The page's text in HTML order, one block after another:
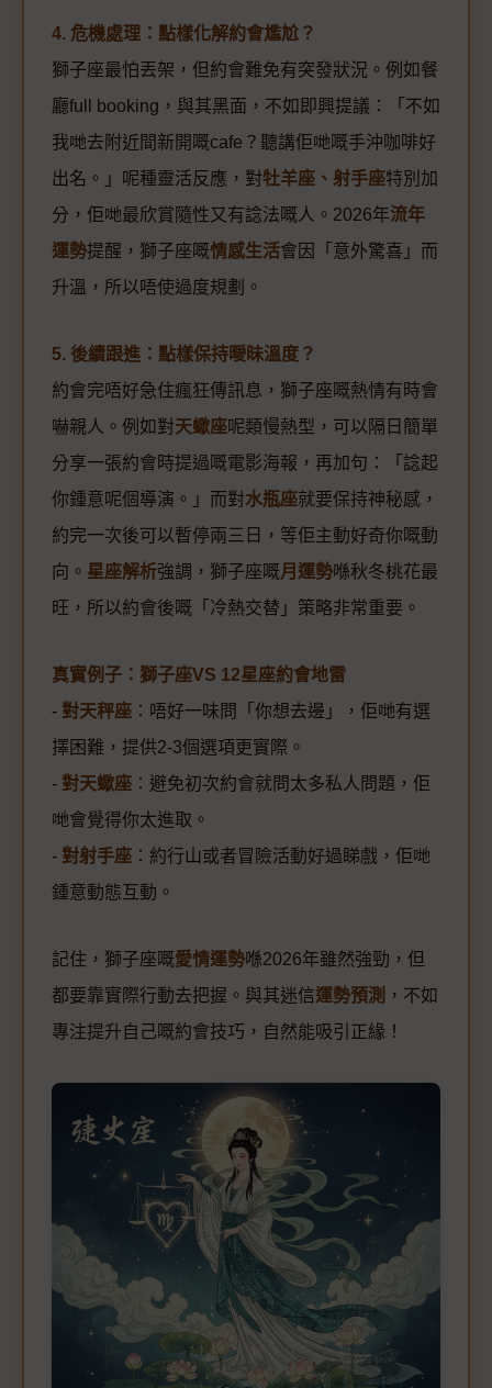
4. 危機處理：點樣化解約會尷尬？
獅子座最怕丟架，但約會難免有突發狀況。例如餐
廳full booking，與其黑面，不如即興提議：「不如
我哋去附近間新開嘅cafe？聽講佢哋嘅手沖咖啡好
出名。」呢種靈活反應，對牡羊座、射手座特別加
分，佢哋最欣賞隨性又有諗法嘅人。2026年流年
運勢提醒，獅子座嘅情感生活會因「意外驚喜」而
升溫，所以唔使過度規劃。
5. 後續跟進：點樣保持曖昧溫度？
約會完唔好急住瘋狂傳訊息，獅子座嘅熱情有時會
嚇親人。例如對天蠍座呢類慢熱型，可以隔日簡單
分享一張約會時提過嘅電影海報，再加句：「諗起
你鍾意呢個導演。」而對水瓶座就要保持神秘感，
約完一次後可以暫停兩三日，等佢主動好奇你嘅動
向。 星座解析強調，獅子座嘅月運勢喺秋冬桃花最
旺，所以約會後嘅「冷熱交替」策略非常重要。
真實例子：獅子座VS 12星座約會地雷
- 對天秤座 ：唔好一味問「你想去邊」，佢哋有選
擇困難，提供2-3個選項更實際。
- 對天蠍座 ：避免初次約會就問太多私人問題，佢
哋會覺得你太進取。
- 對射手座 ：約行山或者冒險活動好過睇戲，佢哋
鍾意動態互動。
記住，獅子座嘅愛情運勢喺2026年雖然強勁，但
都要靠實際行動去把握。與其迷信運勢預測 ，不如
專注提升自己嘅約會技巧，自然能吸引正緣！